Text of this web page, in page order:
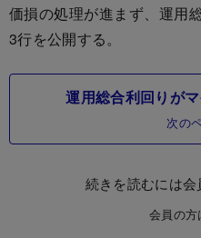
価損の処理が進まず、運用
3行を公開する。
運用総合利回りが
次の
続きを読むには会
会員の方